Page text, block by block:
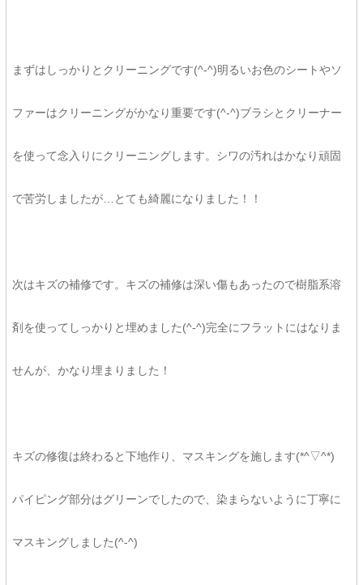
まずはしっかりとクリーニングです(^-^)明るいお色のシートやソ
ファーはクリーニングがかなり重要です(^-^)ブラシとクリーナー
を使って念入りにクリーニングします。シワの汚れはかなり頑固
で苦労しましたが…とても綺麗になりました！！
次はキズの補修です。キズの補修は深い傷もあったので樹脂系溶
剤を使ってしっかりと埋めました(^-^)完全にフラットにはなりま
せんが、かなり埋まりました！
キズの修復は終わると下地作り、マスキングを施します(*^▽^*)
パイピング部分はグリーンでしたので、染まらないように丁寧に
マスキングしました(^-^)